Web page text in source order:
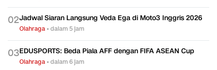
02Jadwal Siaran Langsung Veda Ega di Moto3 Inggris 2026
Olahraga •dalam 5 jam
03EDUSPORTS: Beda Piala AFF dengan FIFA ASEAN Cup
Olahraga •dalam 6 jam